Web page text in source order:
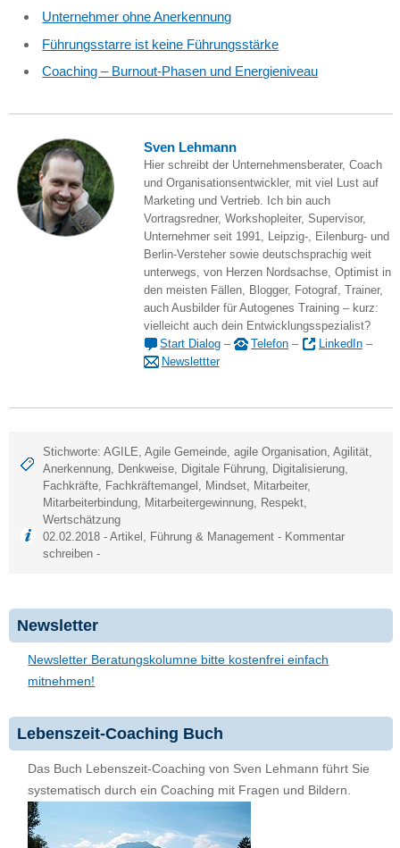
Unternehmer ohne Anerkennung
Führungsstarre ist keine Führungsstärke
Coaching – Burnout-Phasen und Energieniveau
Sven Lehmann
Hier schreibt der Unternehmensberater, Coach
und Organisationsentwickler, mit viel Lust auf
Marketing und Vertrieb. Ich bin auch
Vortragsredner, Workshopleiter, Supervisor,
Unternehmer seit 1991, Leipzig-, Eilenburg- und
Berlin-Versteher sowie deutschsprachig weit
unterwegs, von Herzen Nordsachse, Optimist in
den meisten Fällen, Blogger, Fotograf, Trainer,
auch Ausbilder für Autogenes Training – kurz:
vielleicht auch dein Entwicklungsspezialist?
Start Dialog – Telefon – LinkedIn –
Newslettter
Stichworte:AGILE,Agile Gemeinde,agile Organisation,Agilität,
Anerkennung, Denkweise, Digitale Führung, Digitalisierung,
Fachkräfte, Fachkräftemangel , Mindset, Mitarbeiter,
Mitarbeiterbindung, Mitarbeitergewinnung, Respekt,
Wertschätzung
02.02.2018 -Artikel , Führung & Management - Kommentar
schreiben -
Newsletter
Newsletter Beratungskolumne bitte kostenfrei einfach
mitnehmen!
Lebenszeit-Coaching Buch
Das Buch Lebenszeit-Coaching von Sven Lehmann führt Sie
systematisch durch ein Coaching mit Fragen und Bildern.